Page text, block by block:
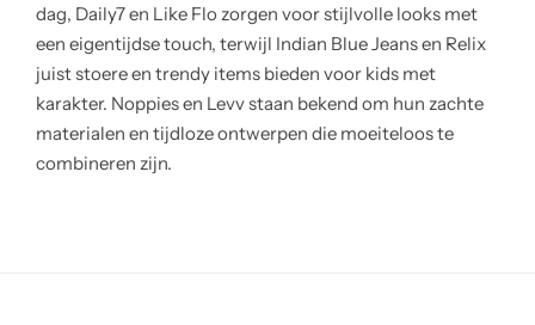
dag, Daily7 en Like Flo zorgen voor stijlvolle looks met
een eigentijdse touch, terwijl Indian Blue Jeans en Relix
juist stoere en trendy items bieden voor kids met
karakter. Noppies en Levv staan bekend om hun zachte
materialen en tijdloze ontwerpen die moeiteloos te
combineren zijn.